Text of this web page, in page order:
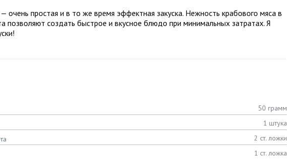
очень простая и в то же время эффектная закуска. Нежность крабового мяса в
позволяют создать быстрое и вкусное блюдо при минимальных затратах. Я
50 грамм
1 штука
2 ст. ложки
1 ст. ложка